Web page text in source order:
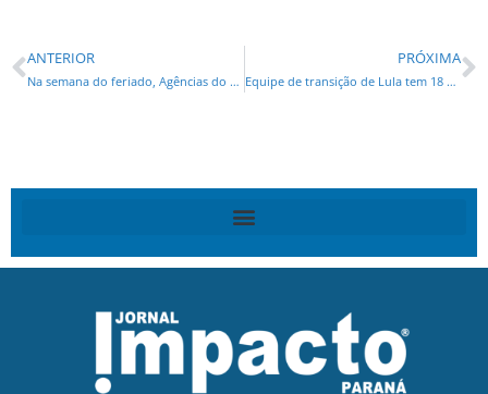
ANTERIOR
Na semana do feriado, Agências do Trabalhador têm 13.166 vagas de emprego disponíveis
PRÓXIMA
Equipe de transição de Lula tem 18 nomes condenados ou suspeitos de crimes de corrupção